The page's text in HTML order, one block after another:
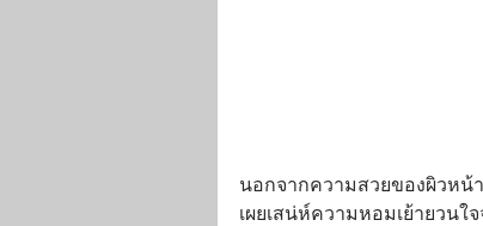
นอกจากความสวยของผิวหน้
เผยเสน่ห์ความหอมเย้ายวนใ